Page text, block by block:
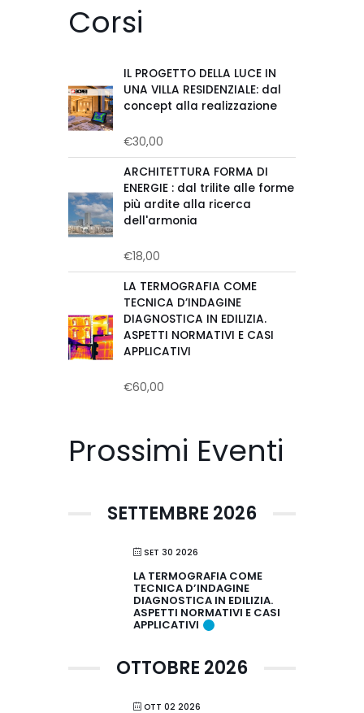
Corsi
IL PROGETTO DELLA LUCE IN
UNA VILLA RESIDENZIALE: dal
concept alla realizzazione
Valutato
su
5
€30,00
ARCHITETTURA FORMA DI
ENERGIE : dal trilite alle forme
più ardite alla ricerca
dell'armonia
Valutato
su
5
€18,00
LA TERMOGRAFIA COME
TECNICA D’INDAGINE
DIAGNOSTICA IN EDILIZIA.
ASPETTI NORMATIVI E CASI
APPLICATIVI
Valutato
€60,00
Prossimi Eventi
SETTEMBRE 2026
SET 30 2026
LA TERMOGRAFIA COME
TECNICA D’INDAGINE
DIAGNOSTICA IN EDILIZIA.
ASPETTI NORMATIVI E CASI
APPLICATIVI
OTTOBRE 2026
OTT 02 2026